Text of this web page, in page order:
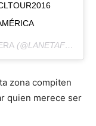
(@LANETAFUTBOLERA) ON
zona compiten
quien merece ser